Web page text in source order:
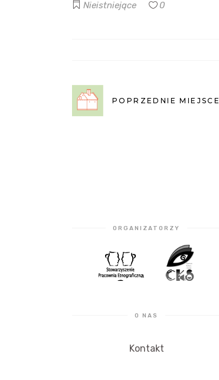
Nieistniejące 0
POPRZEDNIE MIEJSCE
ORGANIZATORZY
O NAS
Kontakt